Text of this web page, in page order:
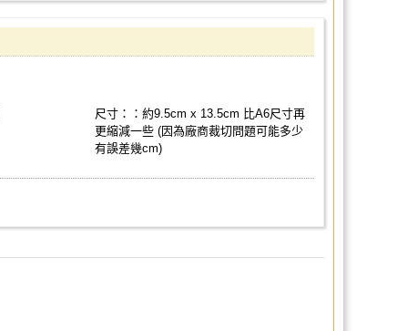
尺寸：：約9.5cm x 13.5cm 比A6尺寸再
更縮減一些 (因為廠商裁切問題可能多少
有誤差幾cm)